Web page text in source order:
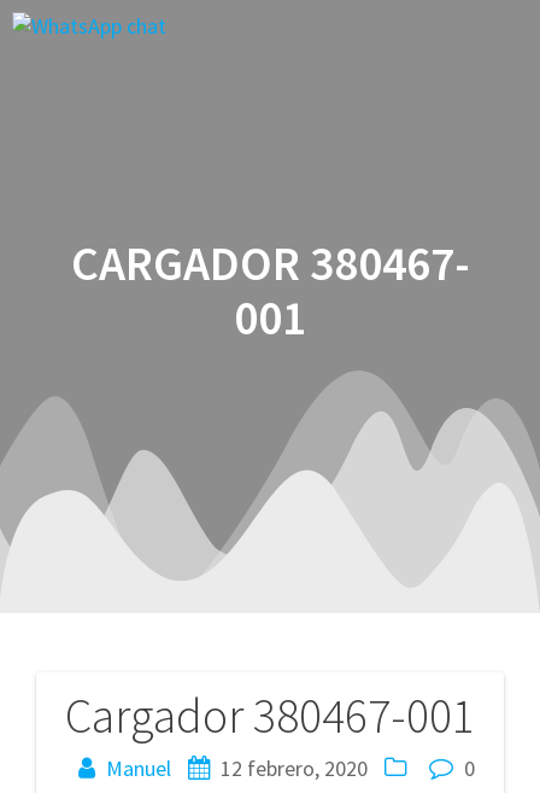
CARGADOR 380467-
001
Cargador 380467-001
Manuel 12 febrero, 2020 0
Navegación